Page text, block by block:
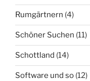
Rumgärtnern (4)
Schöner Suchen (11)
Schottland (14)
Software und so (12)